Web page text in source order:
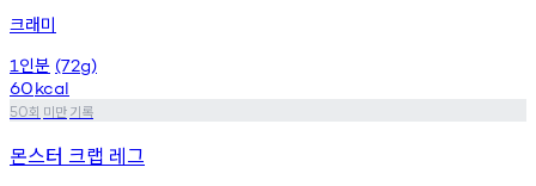
크래미
1 인분 (72g)
60kcal
50회 미만기록
몬스터 크랩 레그